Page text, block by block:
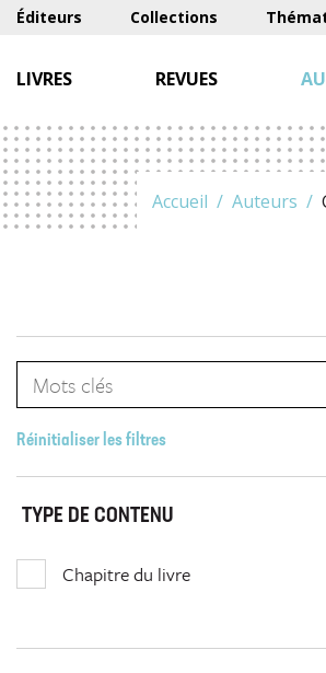
Éditeurs Collections
LIVRES REVUES
Accueil Auteurs
Réinitialiser les filtres
TYPE DE CONTENU
Chapitre du livre